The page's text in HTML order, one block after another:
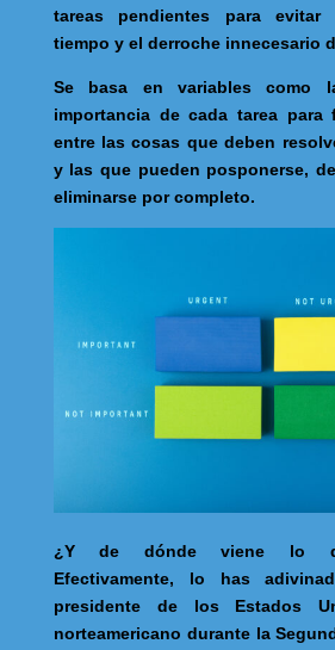
tareas pendientes para
tiempo y el derroche innecesario
Se basa en variables como
importancia de cada tarea para
entre las cosas que deben
y las que pueden posponerse,
eliminarse por completo.
¿Y de dónde viene lo de
Efectivamente, lo has
presidente de los Estados
norteamericano durante la